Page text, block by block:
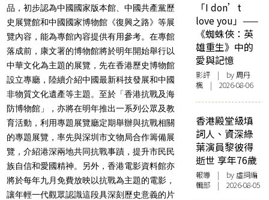
品，初步認為中國國家版本館、中國共產黨歷
史展覽館和中國國家博物館《復興之路》等展
覽內容，能為專館內容提供有用參考。在專館
落成前，康文署的博物館將於明年開始舉行以
中華文化為主題的展覽，先在香港歷史博物館
設立專廳，陸續介紹中國最新科技發展和中國
非物質文化遺產等主題。至於「香港抗戰及海
防博物館」，亦將在明年推出一系列公眾及教
育活動，利用專題展覽廳定期舉辦與抗戰相關
的專題展覽，率先與深圳市文物局合作籌備展
覽，介紹港深兩地共同抗戰事蹟，提升市民民
族自信和愛國精神。另外，香港電影資料館亦
將於每年九月免費放映以抗戰為主題的電影，
讓年輕一代觀眾認識這段具深刻歷史意義的片
「I don’t
love you」——
《蜘蛛俠：英
雄重生》中的
愛與記憶
影評 | by周丹
楓 | 2026-08-06
香港殿堂級填
詞人、資深綠
葉演員黎彼得
逝世 享年76歲
報導 | by 虛詞編
輯部 | 2026-08-05